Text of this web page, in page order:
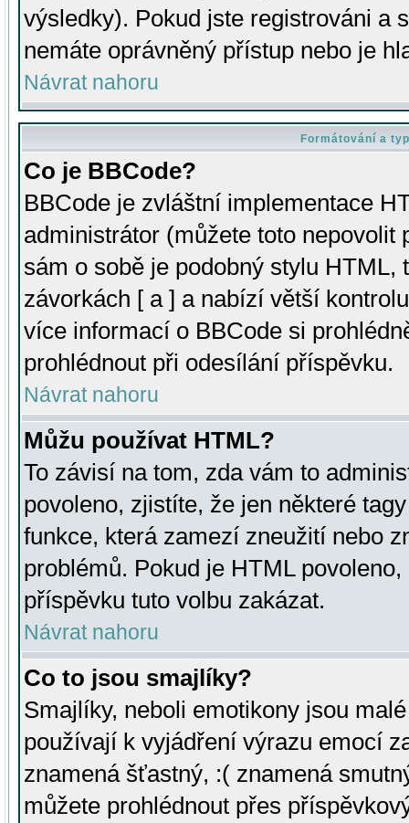
výsledky). Pokud jste registrováni a
nemáte oprávněný přístup nebo je
Návrat nahoru
Formátování a
Co je BBCode?
BBCode je zvláštní implementace
administrátor (můžete toto
sám o sobě je podobný stylu HTML,
závorkách [ a ] a nabízí větší
více informací o BBCode si
prohlédnout při odesílání příspěvku.
Návrat nahoru
Můžu používat HTML?
To závisí na tom, zda vám to
povoleno, zjistíte, že jen některé
funkce, která zamezí zneužití nebo
problémů. Pokud je HTML
příspěvku tuto volbu zakázat.
Návrat nahoru
Co to jsou smajlíky?
Smajlíky, neboli emotikony jsou
používají k vyjádření výrazu emocí
znamená šťastný, :( znamená
můžete prohlédnout přes